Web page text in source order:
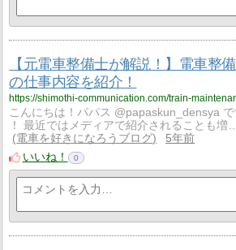
【元電車整備士が解説！】電車整
の仕事内容を紹介！
こんにちは！パパス @papaskun_densya で
！ 最近ではメディアで紹介されることも増
電車を好きになろうブログ
5年前
いいね！
0